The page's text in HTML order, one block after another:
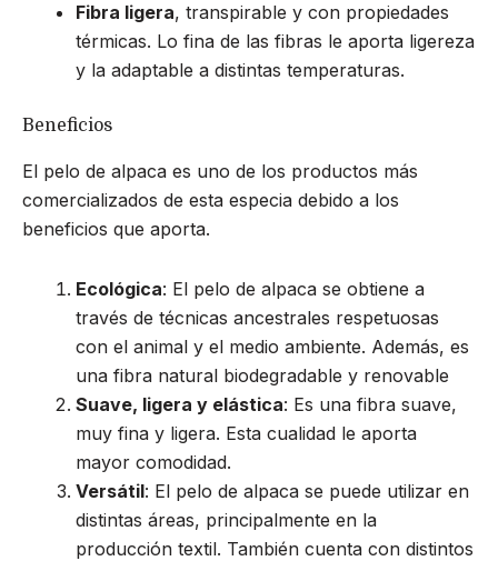
Fibra ligera, transpirable y con propiedades
térmicas. Lo fina de las fibras le aporta ligereza
y la adaptable a distintas temperaturas.
Beneficios
El pelo de alpaca es uno de los productos más
comercializados de esta especia debido a los
beneficios que aporta.
Ecológica: El pelo de alpaca se obtiene a
través de técnicas ancestrales respetuosas
con el animal y el medio ambiente. Además, es
una fibra natural biodegradable y renovable
Suave, ligera y elástica: Es una fibra suave,
muy fina y ligera. Esta cualidad le aporta
mayor comodidad.
Versátil: El pelo de alpaca se puede utilizar en
distintas áreas, principalmente en la
producción textil. También cuenta con distintos